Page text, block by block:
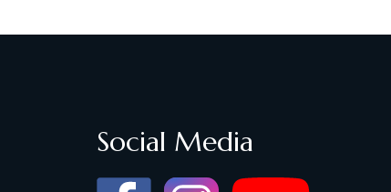
Social Media